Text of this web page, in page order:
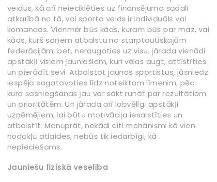
veidus, kā arī neieciklēties uz finansējuma sadali
atkarībā no tā, vai sporta veids ir individuāls vai
komandas. Vienmēr būs kāds, kuram būs par maz, vai
kāds, kurš saņem atbalstu no starptautiskajām
federācijām, bet, neraugoties uz visu, jārada vienādi
apstākļi visiem jauniešiem, kuri vēlas augt, attīstīties
un pierādīt sevi. Atbalstot jaunos sportistus, jāsniedz
iespēja sagatavoties līdz noteiktam līmenim, pēc
kura sasniegšanas jau var sākt runāt par rezultātiem
un prioritātēm. Un jārada arī labvēlīgi apstākļi
uzņēmējiem, lai būtu motivācija iesaistīties un
atbalstīt. Manuprāt, nekādi citi mehānismi kā vien
nodokļu atlaides, nebūs tik iedarbīgi, kā
nepieciešams.
Jauniešu fiziskā veselība